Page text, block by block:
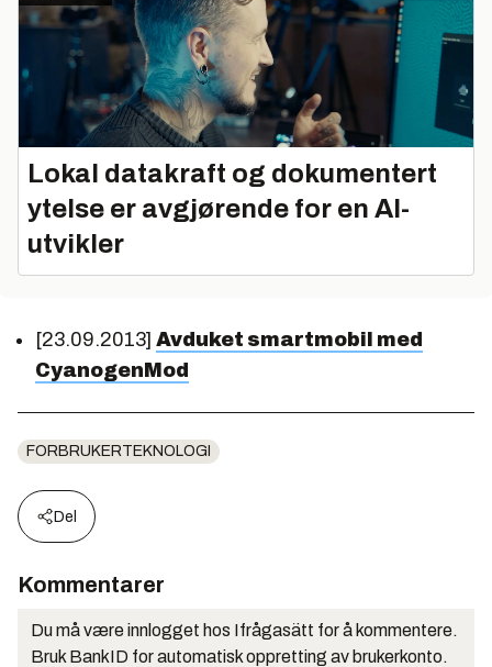
Lokal datakraft og dokumentert
ytelse er avgjørende for en AI-
utvikler
[23.09.2013] Avduket smartmobil med
CyanogenMod
FORBRUKERTEKNOLOGI
Del
Kommentarer
Du må være innlogget hos Ifrågasätt for å kommentere.
Bruk BankID for automatisk oppretting av brukerkonto.